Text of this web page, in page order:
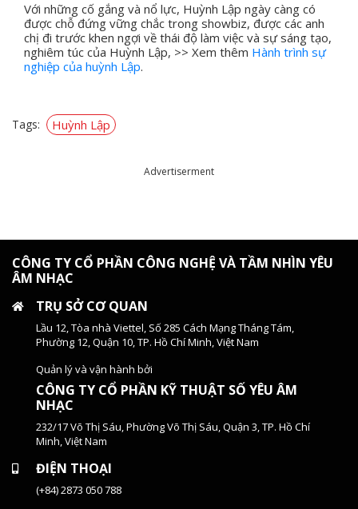
Với những cố gắng và nổ lực, Huỳnh Lập ngày càng có
được chỗ đứng vững chắc trong showbiz, được các anh
chị đi trước khen ngợi về thái độ làm việc và sự sáng tạo,
nghiêm túc của Huỳnh Lập, >> Xem thêm Hành trình sự
nghiệp của huỳnh Lập.
Tags: Huỳnh Lập
Advertiserment
CÔNG TY CỔ PHẦN CÔNG NGHỆ VÀ TẦM NHÌN YÊU
ÂM NHẠC
TRỤ SỞ CƠ QUAN
Lầu 12, Tòa nhà Viettel, Số 285 Cách Mạng Tháng Tám,
Phường 12, Quận 10, TP. Hồ Chí Minh, Việt Nam
Quản lý và vận hành bởi
CÔNG TY CỔ PHẦN KỸ THUẬT SỐ YÊU ÂM
NHẠC
232/17 Võ Thị Sáu, Phường Võ Thị Sáu, Quận 3, TP. Hồ Chí
Minh, Việt Nam
ĐIỆN THOẠI
(+84) 2873 050 788